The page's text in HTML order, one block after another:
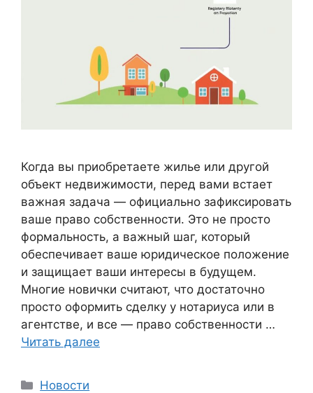
Когда вы приобретаете жилье или другой
объект недвижимости, перед вами встает
важная задача — официально зафиксировать
ваше право собственности. Это не просто
формальность, а важный шаг, который
обеспечивает ваше юридическое положение
и защищает ваши интересы в будущем.
Многие новички считают, что достаточно
просто оформить сделку у нотариуса или в
агентстве, и все — право собственности …
Читать далее
Рубрики
Новости